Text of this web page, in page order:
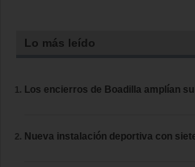
Lo más leído
Los encierros de Boadilla amplían
Nueva instalación deportiva con